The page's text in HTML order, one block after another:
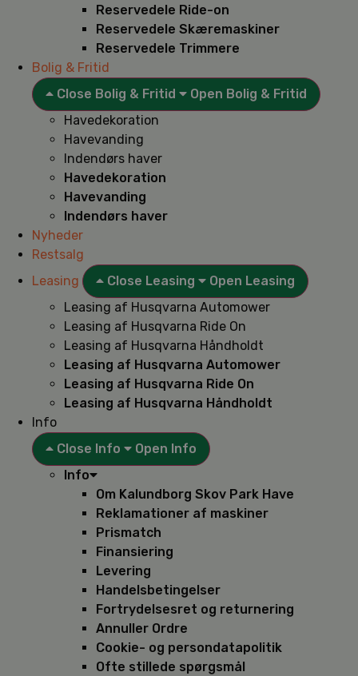
Reservedele Ride-on
Reservedele Skæremaskiner
Reservedele Trimmere
Bolig & Fritid
Close Bolig & Fritid
Open Bolig & Fritid
Havedekoration
Havevanding
Indendørs haver
Havedekoration
Havevanding
Indendørs haver
Nyheder
Restsalg
Leasing
Close Leasing
Open Leasing
Leasing af Husqvarna Automower
Leasing af Husqvarna Ride On
Leasing af Husqvarna Håndholdt
Leasing af Husqvarna Automower
Leasing af Husqvarna Ride On
Leasing af Husqvarna Håndholdt
Info
Close Info
Open Info
Info
Om Kalundborg Skov Park Have
Reklamationer af maskiner
Prismatch
Finansiering
Levering
Handelsbetingelser
Fortrydelsesret og returnering
Annuller Ordre
Cookie- og persondatapolitik
Ofte stillede spørgsmål